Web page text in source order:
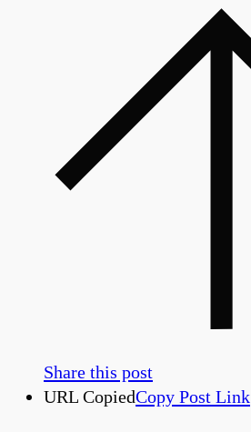
Share this post
URL CopiedCopy Post Link